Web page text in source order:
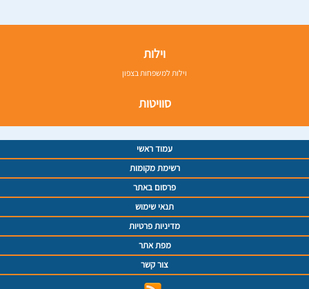
וילות
וילות למשפחות בצפון
סוויטות
עמוד ראשי
רשימת מקומות
פרסום באתר
תנאי שימוש
מדיניות פרטיות
מפת אתר
צור קשר